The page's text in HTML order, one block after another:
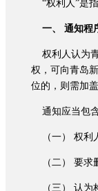
“权利人”是
一、 通知程
权利人认为青
权，可向青岛
位的，则需加
通知应当包含
（一） 权利
（二） 要求
（三） 认为